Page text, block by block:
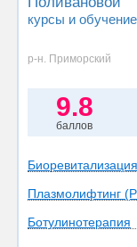
курсы и обучение
р-н. Приморский
9.8
баллов
Биоревитализация
Плазмолифтинг
Ботулинотерапия